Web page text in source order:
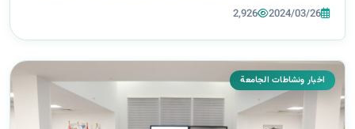
2024/03/26
2,926
اخبار ونشاطات الجامعة